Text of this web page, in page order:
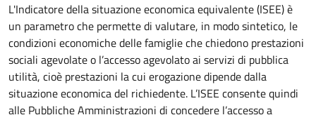
L'Indicatore della situazione economica equivalente (ISEE) è
un parametro che permette di valutare, in modo sintetico, le
condizioni economiche delle famiglie che chiedono prestazioni
sociali agevolate o l’accesso agevolato ai servizi di pubblica
utilità, cioè prestazioni la cui erogazione dipende dalla
situazione economica del richiedente. L’ISEE consente quindi
alle Pubbliche Amministrazioni di concedere l’accesso a